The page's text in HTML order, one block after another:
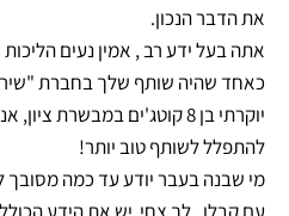
את הדבר הנכון.
אתה בעל ידע רב , אמין נעים הליכות
כאחד שהיה שותף שלך בחברת
יוקרתי בן 8 קוטג'ים במבשרת
להתפלל לשותף טוב יותר!
מי שבנה בעבר יודע עד כמה מסובך